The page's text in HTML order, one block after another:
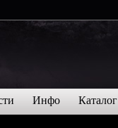
Инфо Каталог